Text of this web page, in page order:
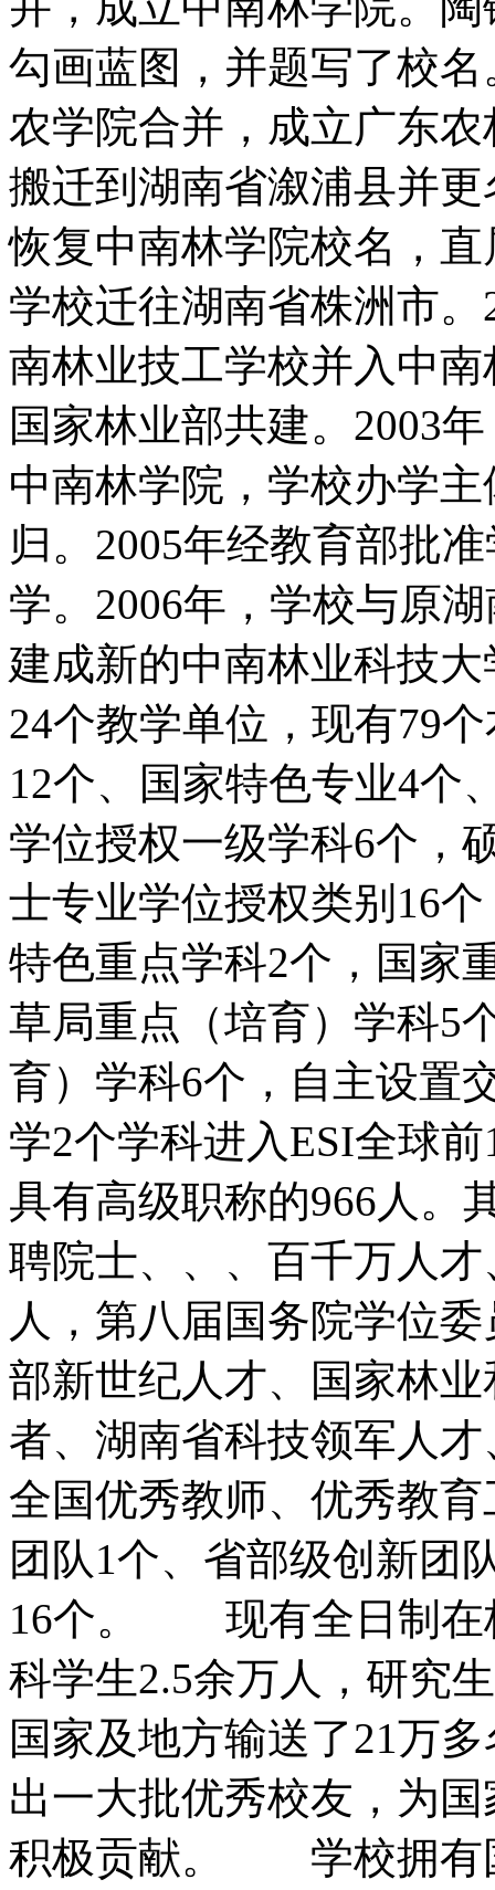
勾画蓝图，并题写了校
农学院合并，成立广东
搬迁到湖南省溆浦县并
恢复中南林学院校名，
学校迁往湖南省株洲市
南林业技工学校并入中
国家林业部共建。2003
中南林学院，学校办学
归。2005年经教育部批
学。2006年，学校与原
建成新的中南林业科技
24个教学单位，现有79
12个、国家特色专业4个
学位授权一级学科6个，
士专业学位授权类别16
特色重点学科2个，国家
草局重点（培育）学科5
育）学科6个，自主设置
学2个学科进入ESI全球
具有高级职称的966人。
聘院士、、、百千万人
人，第八届国务院学位
部新世纪人才、国家林
者、湖南省科技领军人
全国优秀教师、优秀教
团队1个、省部级创新团
16个。 现有全日制在
科学生2.5余万人，研究
国家及地方输送了21万
出一大批优秀校友，为
积极贡献。 学校拥有